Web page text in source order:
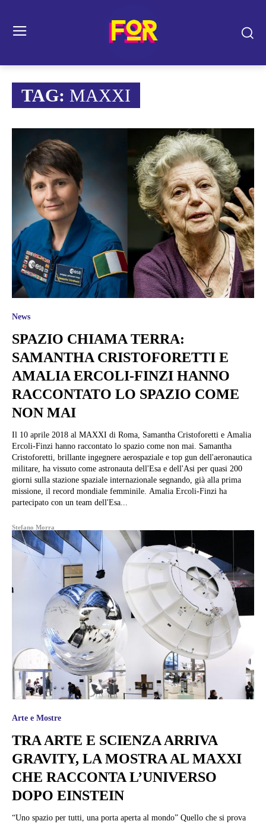
TAG: MAXXI
News
SPAZIO CHIAMA TERRA:
SAMANTHA CRISTOFORETTI E
AMALIA ERCOLI-FINZI HANNO
RACCONTATO LO SPAZIO COME
NON MAI
Il 10 aprile 2018 al MAXXI di Roma, Samantha Cristoforetti e Amalia
Ercoli-Finzi hanno raccontato lo spazio come non mai. Samantha
Cristoforetti, brillante ingegnere aerospaziale e top gun dell'aeronautica
militare, ha vissuto come astronauta dell'Esa e dell'Asi per quasi 200
giorni sulla stazione spaziale internazionale segnando, già alla prima
missione, il record mondiale femminile. Amalia Ercoli-Finzi ha
partecipato con un team dell'Esa...
Stefano Morra
Arte e Mostre
TRA ARTE E SCIENZA ARRIVA
GRAVITY, LA MOSTRA AL MAXXI
CHE RACCONTA L’UNIVERSO
DOPO EINSTEIN
“Uno spazio per tutti, una porta aperta al mondo” Quello che si prova